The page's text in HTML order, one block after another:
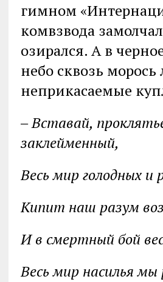
гимном
комвзвода
озирался. А в
небо сквозь морось
неприкасаемые
‒ Вставай,
заклейменный,
Весь мир голодных и
Кипит наш разум
И в смертный бой
Весь мир насилья